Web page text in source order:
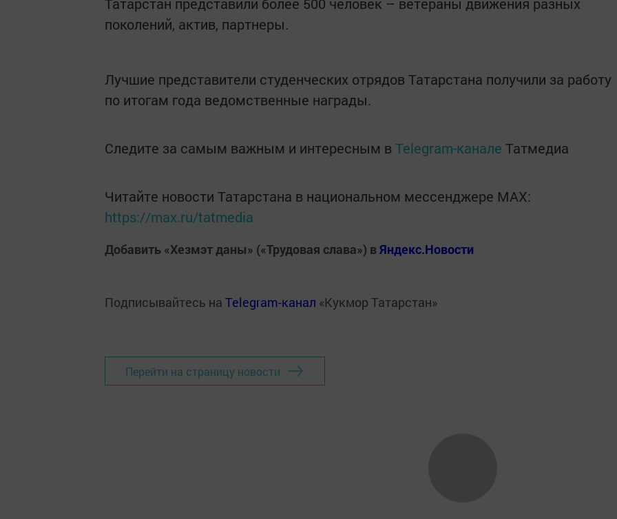
поколений, актив, партнеры.
Лучшие представители студенческих отрядов Татарстана получили за работу
по итогам года ведомственные награды.
Следите за самым важным и интересным в Telegram-канале Татмедиа
Читайте новости Татарстана в национальном мессенджере MАХ:
https://max.ru/tatmedia
Добавить «Хезмэт даны» («Трудовая слава») вЯндекс.Новости
Подписывайтесь на Telegram-канал «Кукмор Татарстан»
Перейти на страницу новости